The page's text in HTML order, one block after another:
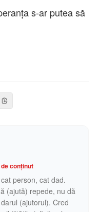
s-ar putea să
conținut
person, cat dad.
(ajută) repede, nu dă
(ajutorul). Cred